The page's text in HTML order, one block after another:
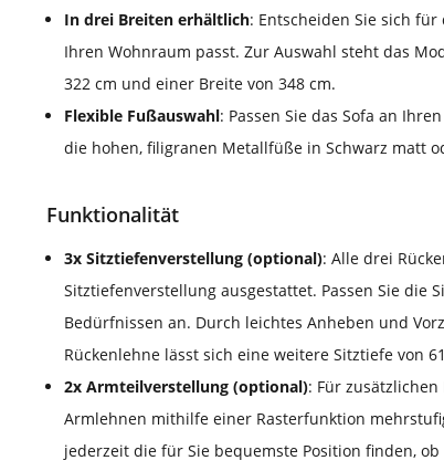
In drei Breiten erhältlich: Entscheiden Sie sich
Ihren Wohnraum passt. Zur Auswahl steht das
322 cm und einer Breite von 348 cm.
Flexible Fußauswahl: Passen Sie das Sofa an
die hohen, filigranen Metallfüße in Schwarz matt
Funktionalität
3x Sitztiefenverstellung (optional): Alle drei
Sitztiefenverstellung ausgestattet. Passen Sie die
Bedürfnissen an. Durch leichtes Anheben und
Rückenlehne lässt sich eine weitere Sitztiefe von
2x Armteilverstellung (optional): Für
Armlehnen mithilfe einer Rasterfunktion
jederzeit die für Sie bequemste Position finden,